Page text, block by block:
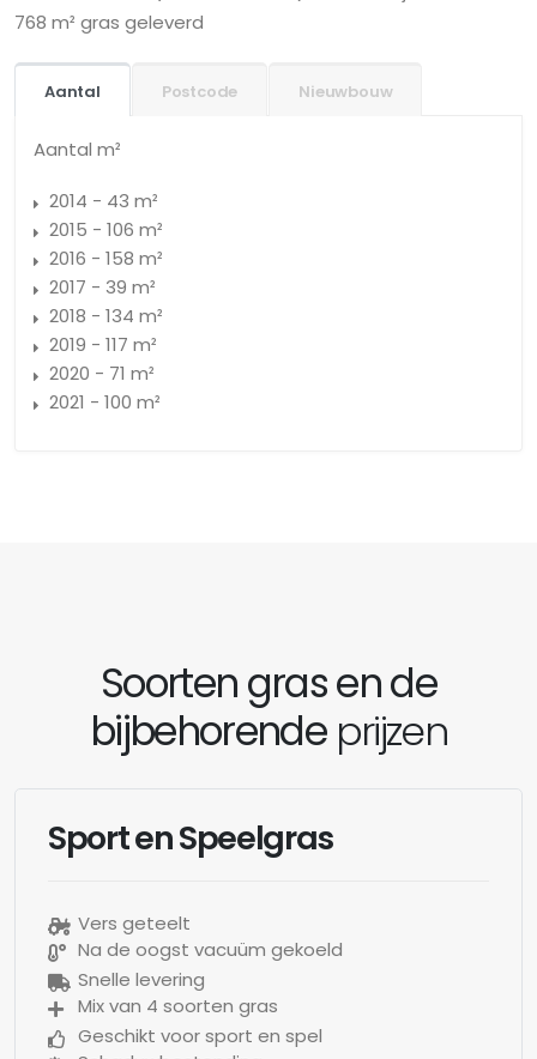
768 m² gras geleverd
Aantal Postcode Nieuwbouw
Aantal m²
2014 - 43 m²
2015 - 106 m²
2016 - 158 m²
2017 - 39 m²
2018 - 134 m²
2019 - 117 m²
2020 - 71 m²
2021 - 100 m²
Soorten gras en de
bijbehorendeprijzen
Sport en Speelgras
Vers geteelt
Na de oogst vacuüm gekoeld
Snelle levering
Mix van 4 soorten gras
Geschikt voor sport en spel